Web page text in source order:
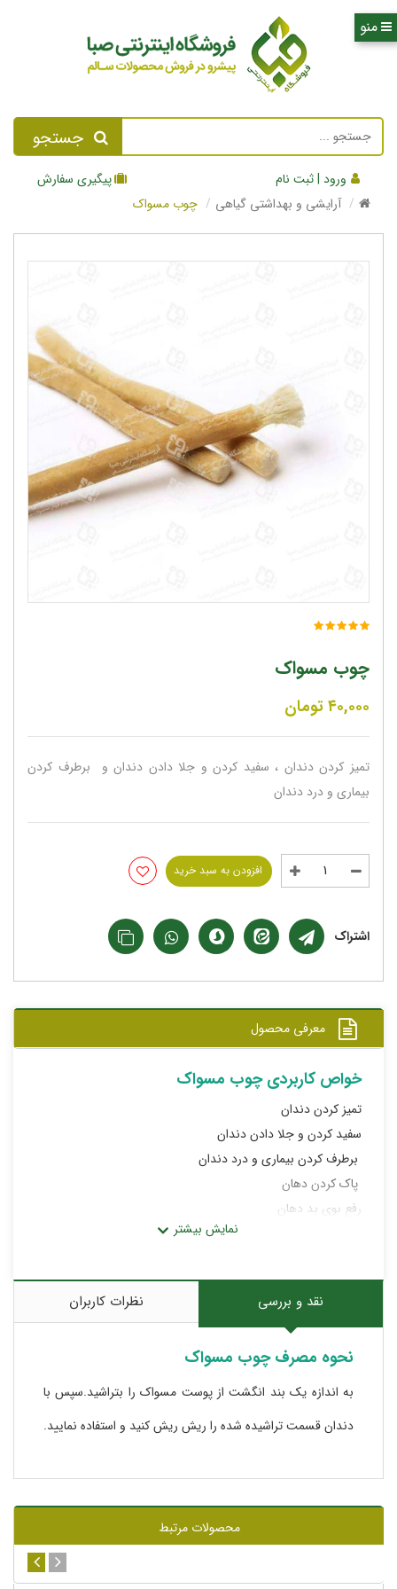
جستجو
ورود | ثبت نام
پیگیری سفارش
آرایشی و بهداشتی گیاهی
چوب مسواک
چوب مسواک
۴۰,۰۰۰تومان
تمیز کردن دندان ، سفید کردن و جلا دادن دندان و برطرف کردن
بیماری و درد دندان
افزودن به سبد خرید
اشتراک
معرفی محصول
خواص کاربردی چوب مسواک
تمیز کردن دندان
سفید کردن و جلا دادن دندان
برطرف کردن بیماری و درد دندان
پاک کردن دهان
رفع بوی بد دهان
از بین بردن جرم دندان
رفع بلغم از بدن
کاهش اشک چشم
افزایش بینایی و از بین بردن تاری چشم
اشتها آور
تقویت حافظه
نقد و بررسی نظرات کاربران
نحوه مصرف چوب مسواک
به اندازه یک بند انگشت از پوست مسواک را بتراشید.سپس با
دندان قسمت تراشیده شده را ریش ریش کنید و استفاده نمایید.
محصولات مرتبط